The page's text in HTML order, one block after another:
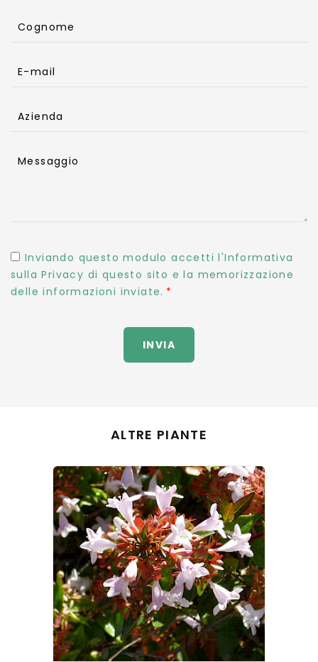
Cognome
E-mail
Azienda
Messaggio
Inviando questo modulo accetti l'Informativa
sulla Privacy di questo sito e la memorizzazione
delle informazioni inviate.
INVIA
ALTRE PIANTE